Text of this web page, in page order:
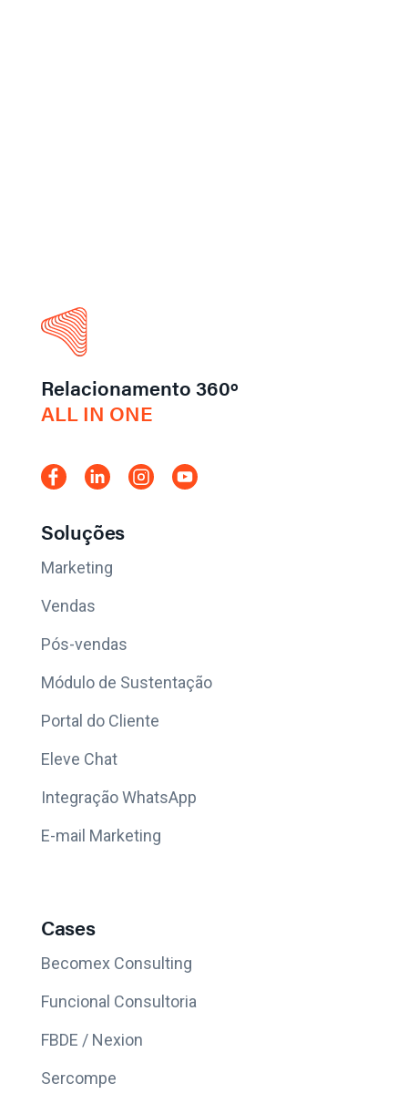
Relacionamento 360º
ALL IN ONE
Soluções
Marketing
Vendas
Pós-vendas
Módulo de Sustentação
Portal do Cliente
Eleve Chat
Integração WhatsApp
E-mail Marketing
Cases
Becomex Consulting
Funcional Consultoria
FBDE / Nexion
Sercompe